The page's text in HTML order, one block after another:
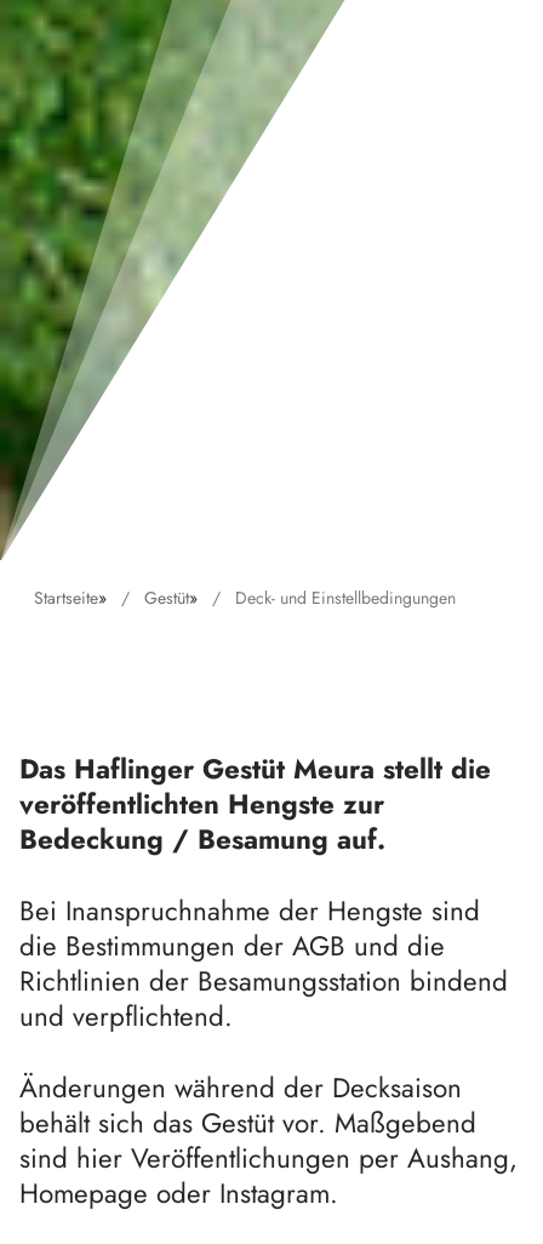
Startseite» Gestüt» Deck- und Einstellbedingungen
Das Haflinger Gestüt Meura stellt die
veröffentlichten Hengste zur
Bedeckung / Besamung auf.
Bei Inanspruchnahme der Hengste sind
die Bestimmungen der AGB und die
Richtlinien der Besamungsstation bindend
und verpflichtend.
Änderungen während der Decksaison
behält sich das Gestüt vor. Maßgebend
sind hier Veröffentlichungen per Aushang,
Homepage oder Instagram.